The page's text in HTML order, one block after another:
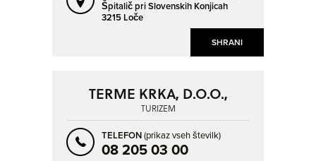
SHRANI
Špitalič pri Slovenskih Konjicah
3215 Loče
TERME KRKA, D.O.O.,
TURIZEM
TELEFON(prikaz vseh številk)
08 205 03 00